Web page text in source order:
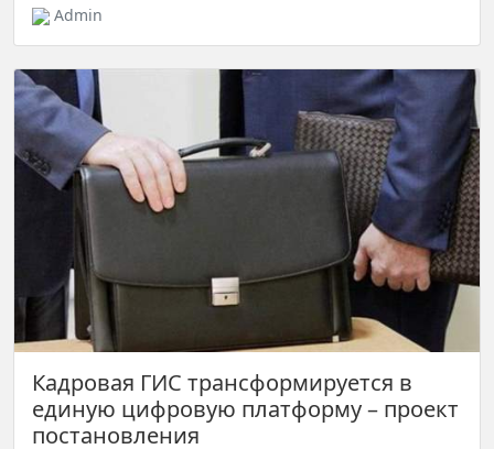
Admin
Кадровая ГИС трансформируется в
единую цифровую платформу – проект
постановления